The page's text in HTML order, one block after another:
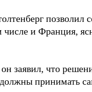
позволил
и Франция,
заявил, что
принимать